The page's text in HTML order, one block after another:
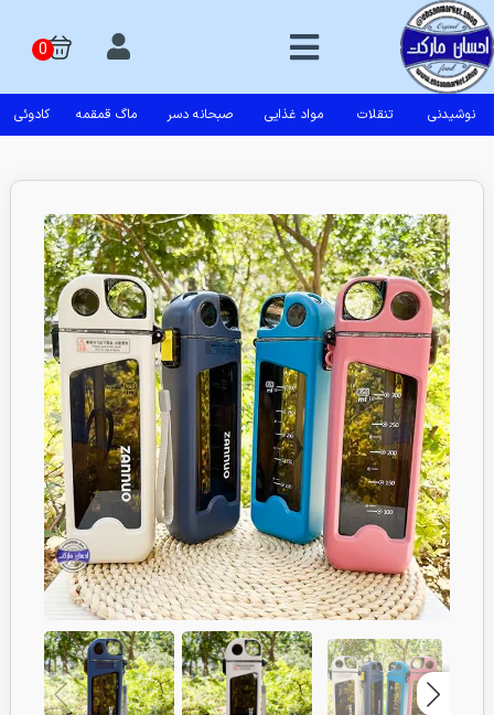
نوشیدنی تنقلات مواد غذایی صبحانه دسر ماگ قمقمه کادوئی